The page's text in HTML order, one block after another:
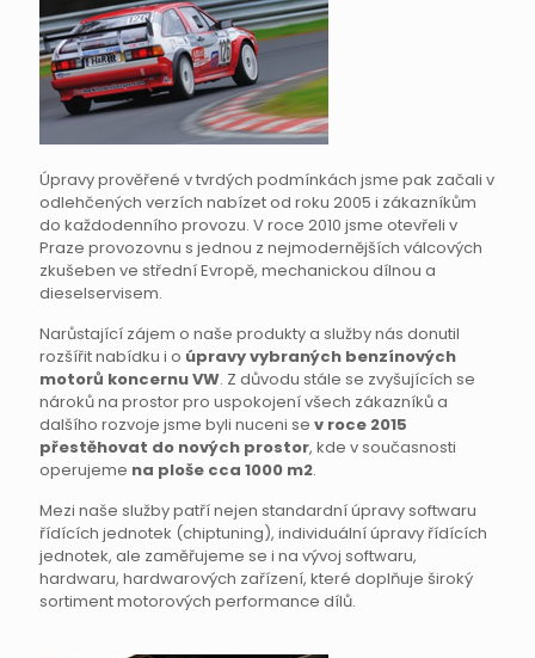
Úpravy prověřené v tvrdých podmínkách jsme pak začali v
odlehčených verzích nabízet od roku 2005 i zákazníkům
do každodenního provozu. V roce 2010 jsme otevřeli v
Praze provozovnu s jednou z nejmodernějších válcových
zkušeben ve střední Evropě, mechanickou dílnou a
dieselservisem.
Narůstající zájem o naše produkty a služby nás donutil
rozšířit nabídku i o úpravy vybraných benzínových
motorů koncernu VW. Z důvodu stále se zvyšujících se
nároků na prostor pro uspokojení všech zákazníků a
dalšího rozvoje jsme byli nuceni se v roce 2015
přestěhovat do nových prostor, kde v současnosti
operujeme na ploše cca 1000 m2.
Mezi naše služby patří nejen standardní úpravy softwaru
řídících jednotek (chiptuning), individuální úpravy řídících
jednotek, ale zaměřujeme se i na vývoj softwaru,
hardwaru, hardwarových zařízení, které doplňuje široký
sortiment motorových performance dílů.